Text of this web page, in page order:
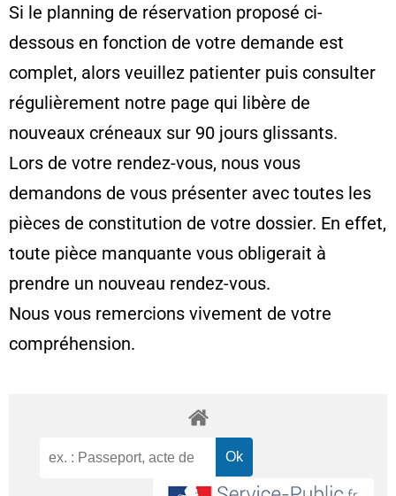
Si le planning de réservation proposé ci-
dessous en fonction de votre demande est
complet, alors veuillez patienter puis consulter
régulièrement notre page qui libère de
nouveaux créneaux sur 90 jours glissants.
Lors de votre rendez-vous, nous vous
demandons de vous présenter avec toutes les
pièces de constitution de votre dossier. En effet,
toute pièce manquante vous obligerait à
prendre un nouveau rendez-vous.
Nous vous remercions vivement de votre
compréhension.